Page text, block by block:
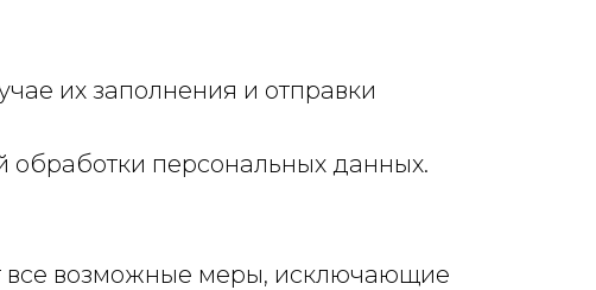
их заполнения и отправки
обработки персональных данных.
все возможные меры, исключающие